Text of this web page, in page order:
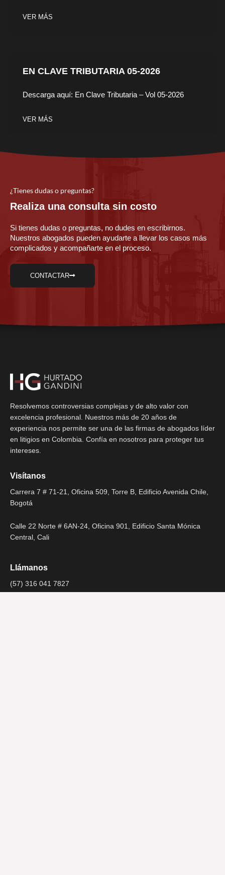
VER MÁS
EN CLAVE TRIBUTARIA 05-2026
Descarga aquí: En Clave Tributaria – Vol 05-2026
VER MÁS
¿Tienes dudas o preguntas?
Realiza una consulta sin costo
Si tienes dudas o preguntas, no dudes en escribirnos.
Nuestros abogados pueden ayudarte a llevar los casos más
complicados y acompañarte en el proceso.
CONTACTAR
Resolvemos controversias complejas y de alto valor con
excelencia profesional. Nuestros más de 20 años de
experiencia nos permite ser una de las firmas de abogados líder
en litigios en Colombia. Confía en nosotros para proteger tus
intereses.
Visítanos
Carrera 7 # 71-21, Oficina 509, Torre B, Edificio Avenida Chile,
Bogotá
Calle 22 Norte # 6AN-24, Oficina 901, Edificio Santa Mónica
Central, Cali
Llámanos
(57) 316 041 7827